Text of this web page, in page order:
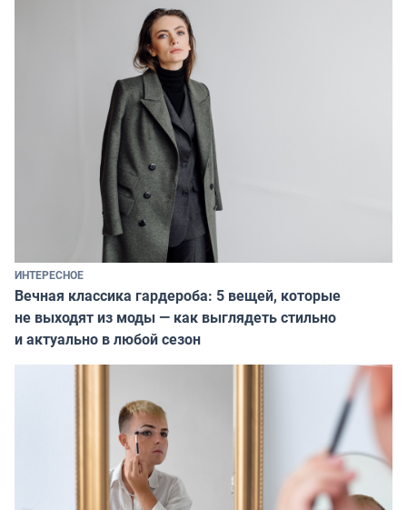
ИНТЕРЕСНОЕ
Вечная классика гардероба: 5 вещей, которые
не выходят из моды — как выглядеть стильно
и актуально в любой сезон